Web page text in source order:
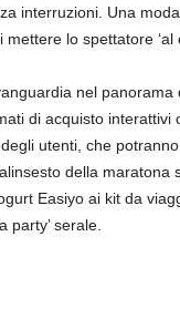
interruzioni. Una
lo spettatore ‘al
nel panorama
di acquisto interattivi
utenti, che
della maratona
Easiyo ai kit da
party’ serale.